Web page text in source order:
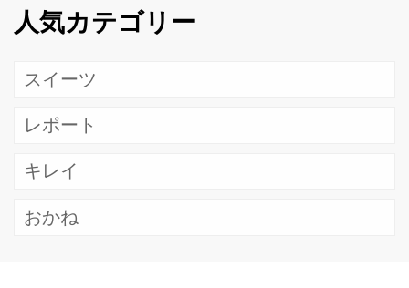
人気カテゴリー
スイーツ
レポート
キレイ
おかね